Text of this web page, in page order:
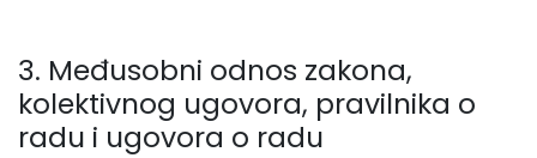
3. Međusobni odnos zakona,
kolektivnog ugovora, pravilnika o
radu i ugovora o radu